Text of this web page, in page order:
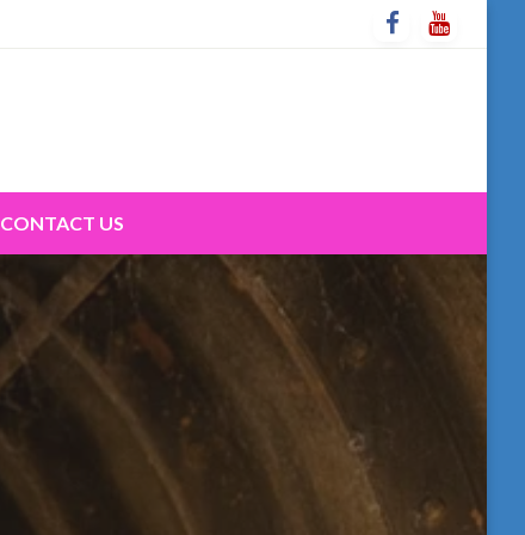
CONTACT US